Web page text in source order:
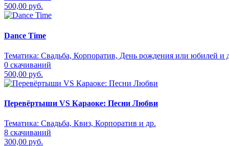
500,00 руб.
Dance Time
Тематика: Свадьба, Корпоратив, День рождения или юбилей и
0 скачиваний
500,00 руб.
Перевёртыши VS Караоке: Песни Любви
Тематика: Свадьба, Квиз, Корпоратив и др.
8 скачиваний
300,00 руб.